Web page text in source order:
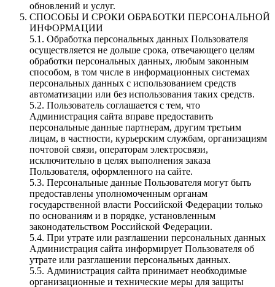
обновлений и услуг.
СПОСОБЫ И СРОКИ ОБРАБОТКИ ПЕРСОНАЛЬНОЙ
ИНФОРМАЦИИ
5.1. Обработка персональных данных Пользователя
осуществляется не дольше срока, отвечающего целям
обработки персональных данных, любым законным
способом, в том числе в информационных системах
персональных данных с использованием средств
автоматизации или без использования таких средств.
5.2. Пользователь соглашается с тем, что
Администрация сайта вправе предоставить
персональные данные партнерам, другим третьим
лицам, в частности, курьерским службам, организациям
почтовой связи, операторам электросвязи,
исключительно в целях выполнения заказа
Пользователя, оформленного на сайте.
5.3. Персональные данные Пользователя могут быть
предоставлены уполномоченным органам
государственной власти Российской Федерации только
по основаниям и в порядке, установленным
законодательством Российской Федерации.
5.4. При утрате или разглашении персональных данных
Администрация сайта информирует Пользователя об
утрате или разглашении персональных данных.
5.5. Администрация сайта принимает необходимые
организационные и технические меры для защиты